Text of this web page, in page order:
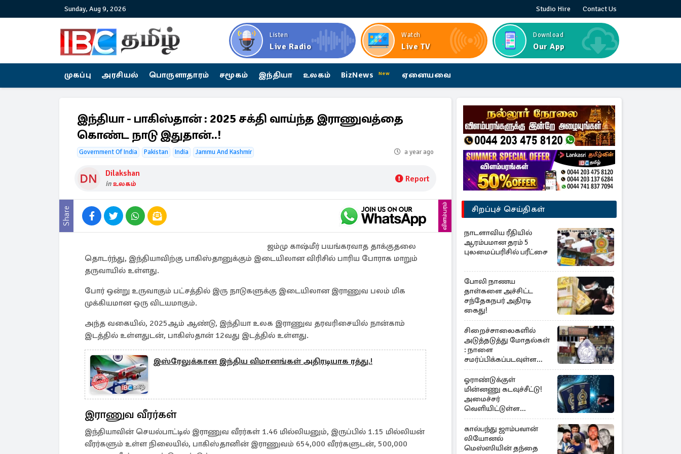
Sunday, Aug 9, 2026 Studio Hire Contact Us
Listen
Live Radio
Watch
Live TV
Download
Our App
முகப்பு அரசியல் பொருளாதாரம் சமூகம் இந்தியா உலகம் BizNews New ஏனையவை
இந்தியா - பாகிஸ்தான் : 2025 சக்தி வாய்ந்த இராணுவத்தை
கொண்ட நாடு இதுதான்..!
Government Of India Pakistan India Jammu And Kashmir a year ago
Dilakshan
inஉலகம் Report
Share விளம்பரம்
ஜம்மு காஷ்மீர் பயங்கரவாத தாக்குதலை
தொடர்ந்து, இந்தியாவிற்கு பாகிஸ்தானுக்கும் இடையிலான விரிசில் பாரிய போராக மாறும்
தருவாயில் உள்ளது.
போர் ஒன்று உருவாகும் பட்சத்தில் இரு நாடுகளுக்கு இடையிலான இராணுவ பலம் மிக
முக்கியமான ஒரு விடயமாகும்.
அந்த வகையில், 2025ஆம் ஆண்டு, இந்தியா உலக இராணுவ தரவரிசையில் நான்காம்
இடத்தில் உள்ளதுடன், பாகிஸ்தான் 12வது இடத்தில் உள்ளது.
இஸ்ரேலுக்கான இந்திய விமானங்கள் அதிரடியாக ரத்து.!
இராணுவ வீரர்கள்
இந்தியாவின் செயல்பாட்டில் இராணுவ வீரர்கள் 1.46 மில்லியனும், இருப்பில் 1.15 மில்லியன்
வீரர்களும் உள்ள நிலையில், பாகிஸ்தானின் இராணுவம் 654,000 வீரர்களுடன், 500,000
சிறப்புச் செய்திகள்
நாடளாவிய ரீதியில்
ஆரம்பமான தரம் 5
புலமைப்பரிசில் பரீட்சை
போலி நாணய
தாள்களை அச்சிட்ட
சந்தேகநபர் அதிரடி
கைது!
சிறைச்சாலைகளில்
அடுத்தடுத்து மோதல்கள்
: நாளை
சமர்ப்பிக்கப்படவுள்ள
அறிக்கை
ஓராண்டுக்குள்
மின்னணு கடவுச்சீட்டு!
அமைச்சர்
வெளியிட்டுள்ள
அறிவிப்பு
கால்பந்து ஜாம்பவான்
லியோனல்
மெஸ்ஸியின் தந்தை